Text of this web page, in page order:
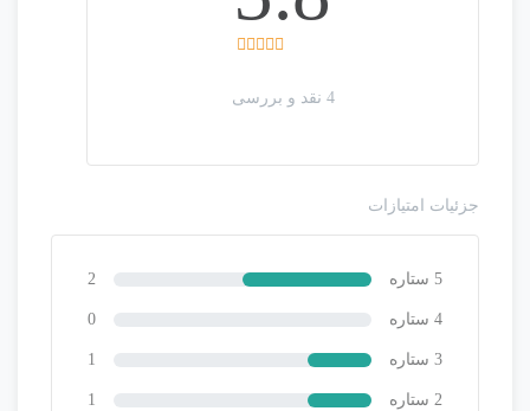
رای
4 نقد و بررسی
جزئیات امتیازات
5 ستاره 2
4 ستاره 0
3 ستاره 1
2 ستاره 1